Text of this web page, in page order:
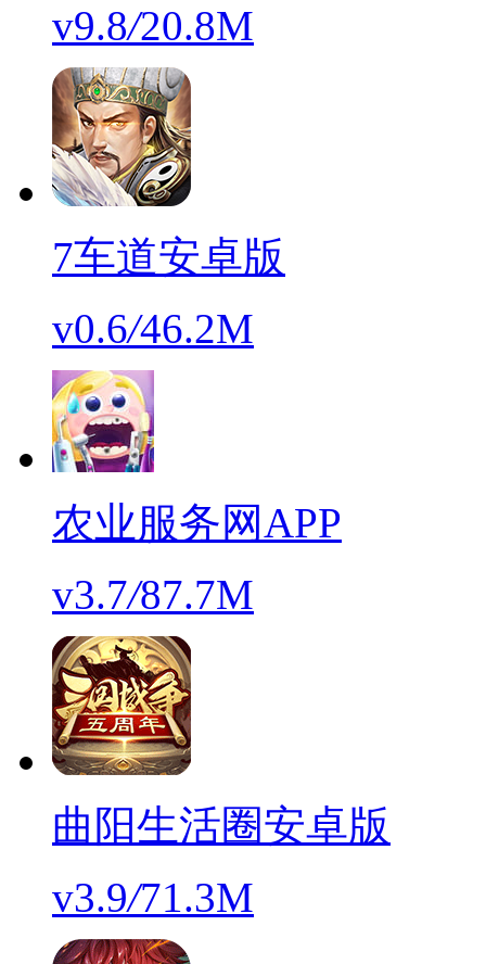
v9.8/20.8M
7车道安卓版
v0.6/46.2M
农业服务网APP
v3.7/87.7M
曲阳生活圈安卓版
v3.9/71.3M